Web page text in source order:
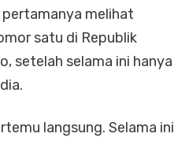
melihat
satu di Republik
setelah selama ini hanya
langsung. Selama ini